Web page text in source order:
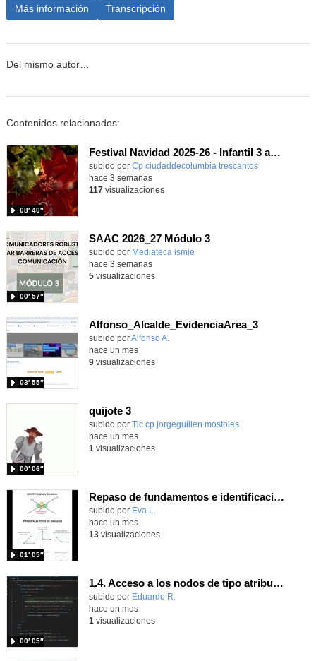
Más información Transcripción
Del mismo autor…
Contenidos relacionados:
Festival Navidad 2025-26 - Infantil 3 años
subido por Cp ciudaddecolumbia trescantos
08′ 40″
-
hace 3 semanas
117visualizaciones
SAAC 2026_27 Módulo 3
subido por Mediateca ismie
00′ 57″
hace 3 semanas
5visualizaciones
Alfonso_Alcalde_EvidenciaArea_3
Contenido educativo.
subido porAlfonso A.
03′ 55″
hace un mes
9visualizaciones
quijote 3
subido por Tic cp jorgeguillen mostoles
00′ 06″
-
hace un mes
1 visualizaciones
Repaso de fundamentos e identificación de ángulos
Contenido educativo.
subido por Eva L.
01′ 05″
hace un mes
13visualizaciones
1.4. Acceso a los nodos de tipo atributo. Parte 3.
Contenido educativo.
subido por Eduardo R.
00′ 05″
hace un mes
1 visualizaciones